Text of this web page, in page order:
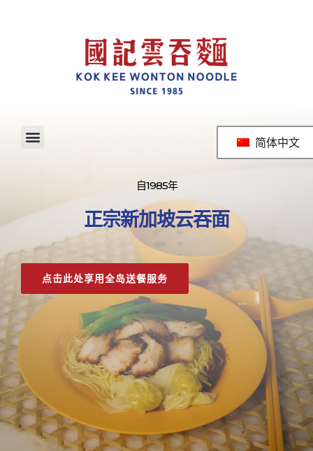
简体中文
自1985年
正宗新加坡云吞面
点击此处享用全岛送餐服务